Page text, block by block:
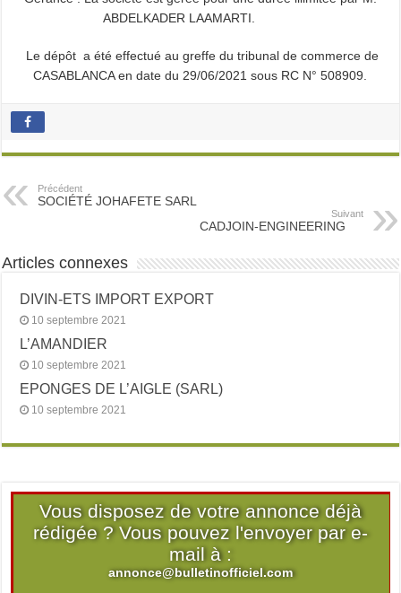
ABDELKADER LAAMARTI.
Le dépôt a été effectué au greffe du tribunal de commerce de
CASABLANCA en date du 29/06/2021 sous RC N° 508909.
Précédent
SOCIÉTÉ JOHAFETE SARL
Suivant
CADJOIN-ENGINEERING
Articles connexes
DIVIN-ETS IMPORT EXPORT
10 septembre 2021
L’AMANDIER
10 septembre 2021
EPONGES DE L’AIGLE (SARL)
10 septembre 2021
Vous disposez de votre annonce déjà
rédigée ? Vous pouvez l'envoyer par e-
mail à :
annonce@bulletinofficiel.com